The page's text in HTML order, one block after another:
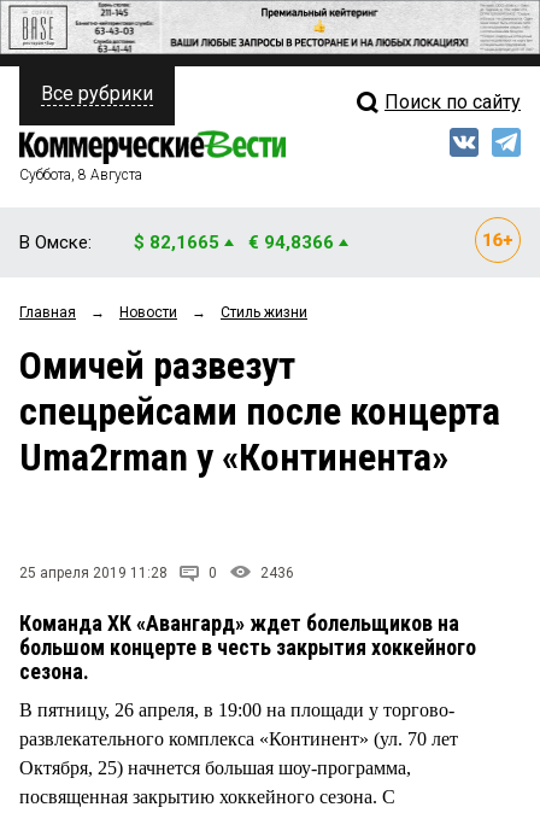
ПОЛИТИКА
ФИНАНСЫ
ОБЩЕСТВО
ЗАКОН
НОВОСТИ КОМПАНИЙ
Свежий выпуск
Блоги
Архив
Все рубрики Поиск по сайту
Суббота, 8 Августа
В Омске: $ 82,1665 € 94,8366
Главная → Новости → Стиль жизни
Омичей развезут
спецрейсами после концерта
Uma2rman у «Континента»
25 апреля 2019 11:28 0 2436
Команда ХК «Авангард» ждет болельщиков на
большом концерте в честь закрытия хоккейного
сезона.
В пятницу, 26 апреля, в 19:00 на площади у торгово-
развлекательного комплекса «Континент» (ул. 70 лет
Октября, 25) начнется большая шоу-программа,
посвященная закрытию хоккейного сезона. С